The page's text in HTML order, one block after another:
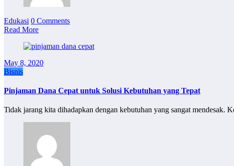
Edukasi 0 Comments
Read More
May 8, 2020
Bisnis
Pinjaman Dana Cepat untuk Solusi Kebutuhan yang Tepat
Tidak jarang kita dihadapkan dengan kebutuhan yang sangat